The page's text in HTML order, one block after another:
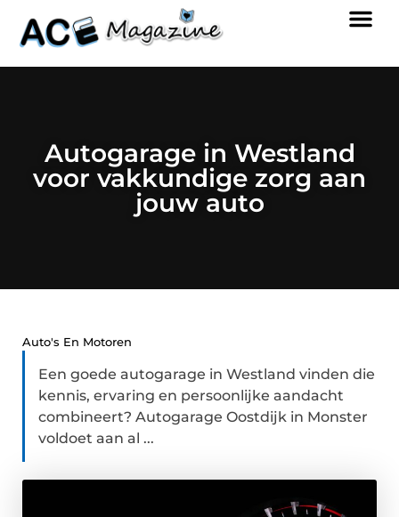
Autogarage in Westland
voor vakkundige zorg aan
jouw auto
Auto's En Motoren
Een goede autogarage in Westland vinden die
kennis, ervaring en persoonlijke aandacht
combineert? Autogarage Oostdijk in Monster
voldoet aan al ...